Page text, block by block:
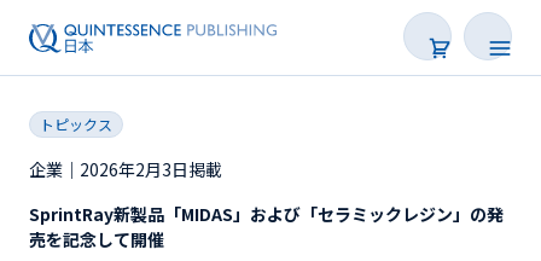
新着
トピックス
企業｜2026年2月3日掲載
SprintRay新製品「MIDAS」および「セラミックレジン」の発
売を記念して開催